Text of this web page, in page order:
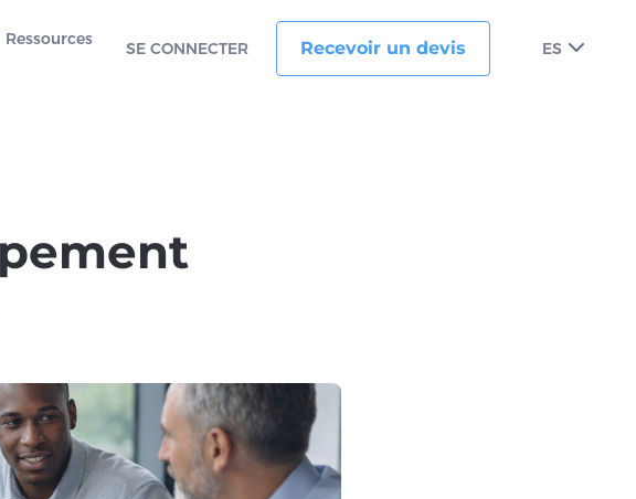
Ressources SE CONNECTER Recevoir un devis ES